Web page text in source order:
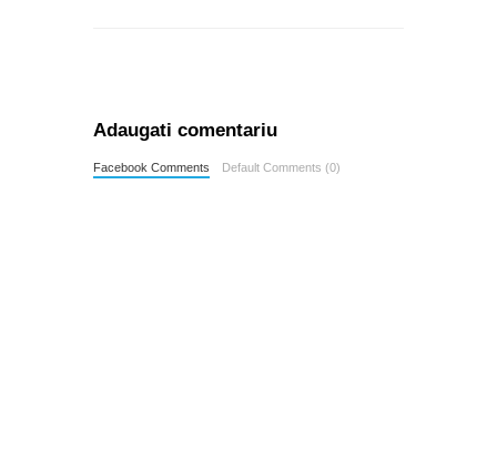
Adaugati comentariu
Facebook Comments Default Comments (0)